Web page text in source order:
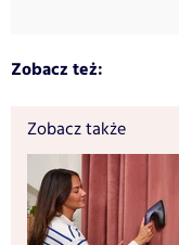
Zobacz też:
Zobacz także